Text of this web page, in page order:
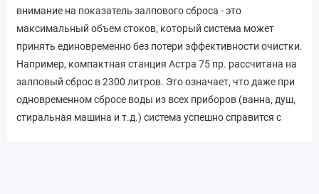
внимание на показатель залпового сброса - это
максимальный объем стоков, который система может
принять единовременно без потери эффективности очистки.
Например, компактная станция Астра 75 пр. рассчитана на
залповый сброс в 2300 литров. Это означает, что даже при
одновременном сбросе воды из всех приборов (ванна, душ,
стиральная машина и т.д.) система успешно справится с